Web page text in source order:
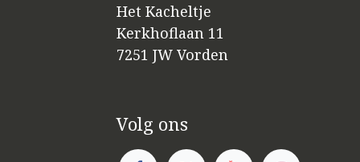
Het Kacheltje
Kerkhoflaan 11
7251 JW Vorden
Volg ons